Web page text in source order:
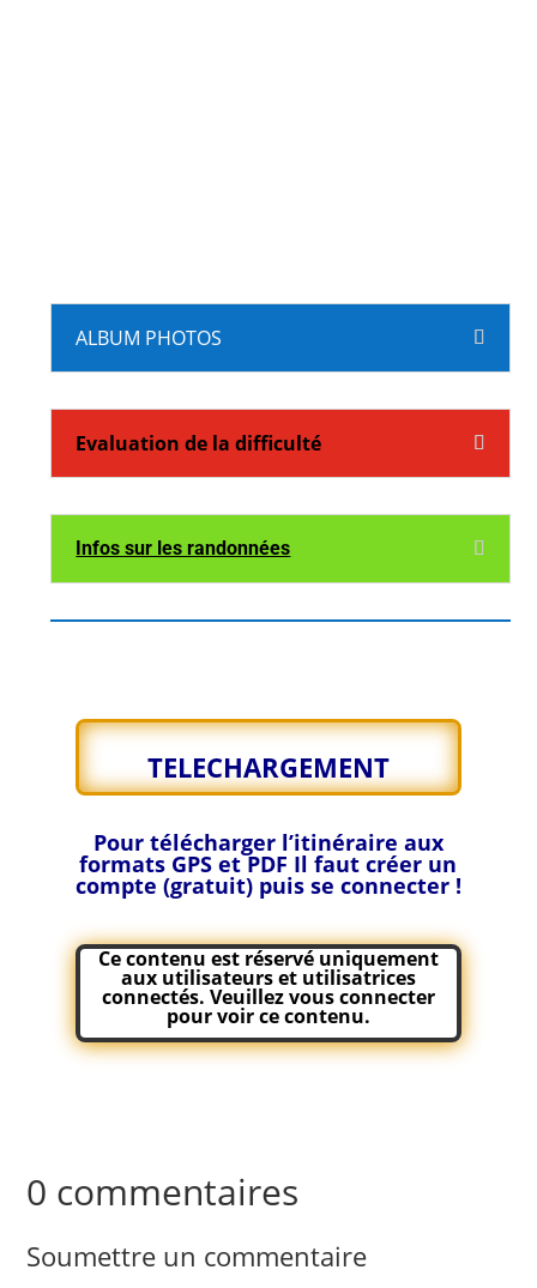
ALBUM PHOTOS
Evaluation de la difficulté
Infos sur les randonnées
TELECHARGEMENT
Pour télécharger l’itinéraire aux
formats GPS et PDF Il faut créer un
compte (gratuit) puis se connecter !
Ce contenu est réservé uniquement
aux utilisateurs et utilisatrices
connectés. Veuillezvous connecter
pour voir ce contenu.
0 commentaires
Soumettre un commentaire